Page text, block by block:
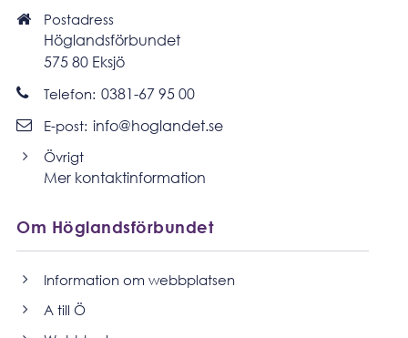
Postadress
Postadress
Höglandsförbundet
575 80 Eksjö
RingTelefon: 0381-67 95 00
Skicka
post
E-post: info@hoglandet.se
Övrigt
Mer kontaktinformation
Om Höglandsförbundet
Information om webbplatsen
A till Ö